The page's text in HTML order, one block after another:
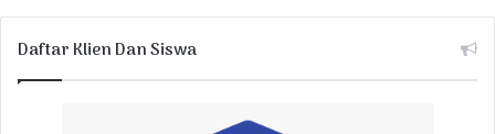
Daftar Klien Dan Siswa